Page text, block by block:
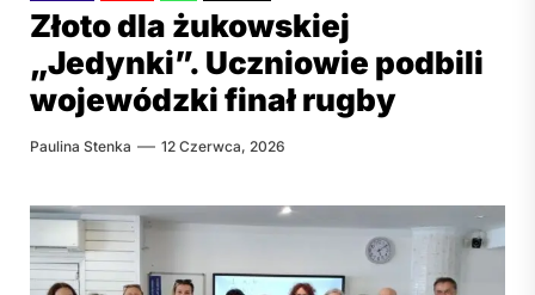
Złoto dla żukowskiej
„Jedynki”. Uczniowie podbili
wojewódzki finał rugby
Paulina Stenka 12 Czerwca, 2026